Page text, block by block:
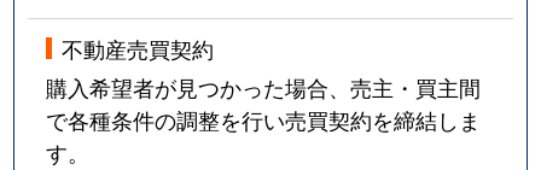
不動産売買契約
購入希望者が見つかった場合、売主・買主間
で各種条件の調整を行い売買契約を締結しま
す。